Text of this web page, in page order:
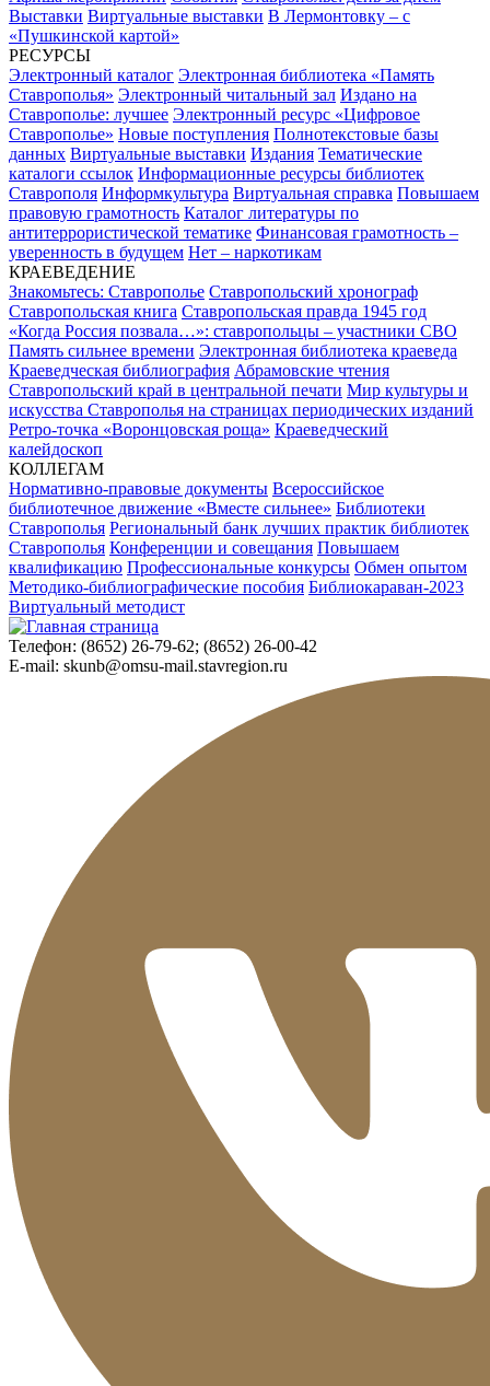
Выставки Виртуальные выставки В Лермонтовку – с
«Пушкинской картой»
РЕСУРСЫ
Электронный каталог Электронная библиотека «Память
Ставрополья» Электронный читальный зал Издано на
Ставрополье: лучшее Электронный ресурс «Цифровое
Ставрополье» Новые поступления Полнотекстовые базы
данных Виртуальные выставки Издания Тематические
каталоги ссылок Информационные ресурсы библиотек
Ставрополя Информкультура Виртуальная справка Повышаем
правовую грамотность Каталог литературы по
антитеррористической тематике Финансовая грамотность –
уверенность в будущем Нет – наркотикам
КРАЕВЕДЕНИЕ
Знакомьтесь: Ставрополье Ставропольский хронограф
Ставропольская книга Ставропольская правда 1945 год
«Когда Россия позвала…»: ставропольцы – участники СВО
Память сильнее времени Электронная библиотека краеведа
Краеведческая библиография Абрамовские чтения
Ставропольский край в центральной печати Мир культуры и
искусства Ставрополья на страницах периодических изданий
Ретро-точка «Воронцовская роща» Краеведческий
калейдоскоп
КОЛЛЕГАМ
Нормативно-правовые документы Всероссийское
библиотечное движение «Вместе сильнее» Библиотеки
Ставрополья Региональный банк лучших практик библиотек
Ставрополья Конференции и совещания Повышаем
квалификацию Профессиональные конкурсы Обмен опытом
Методико-библиографические пособия Библиокараван-2023
Виртуальный методист
Телефон: (8652) 26-79-62; (8652) 26-00-42
E-mail: skunb@omsu-mail.stavregion.ru